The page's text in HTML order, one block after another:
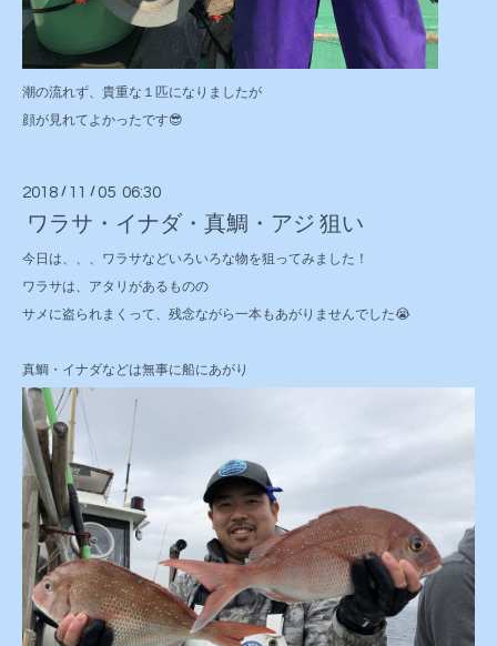
潮の流れず、貴重な１匹になりましたが
顔が見れてよかったです😎
2018 / 11 / 05 06:30
ワラサ・イナダ・真鯛・アジ 狙い
今日は、、、ワラサなどいろいろな物を狙ってみました！
ワラサは、アタリがあるものの
サメに盗られまくって、残念ながら一本もあがりませんでした😭
真鯛・イナダなどは無事に船にあがり